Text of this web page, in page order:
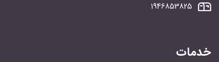
1946853825
خدمات